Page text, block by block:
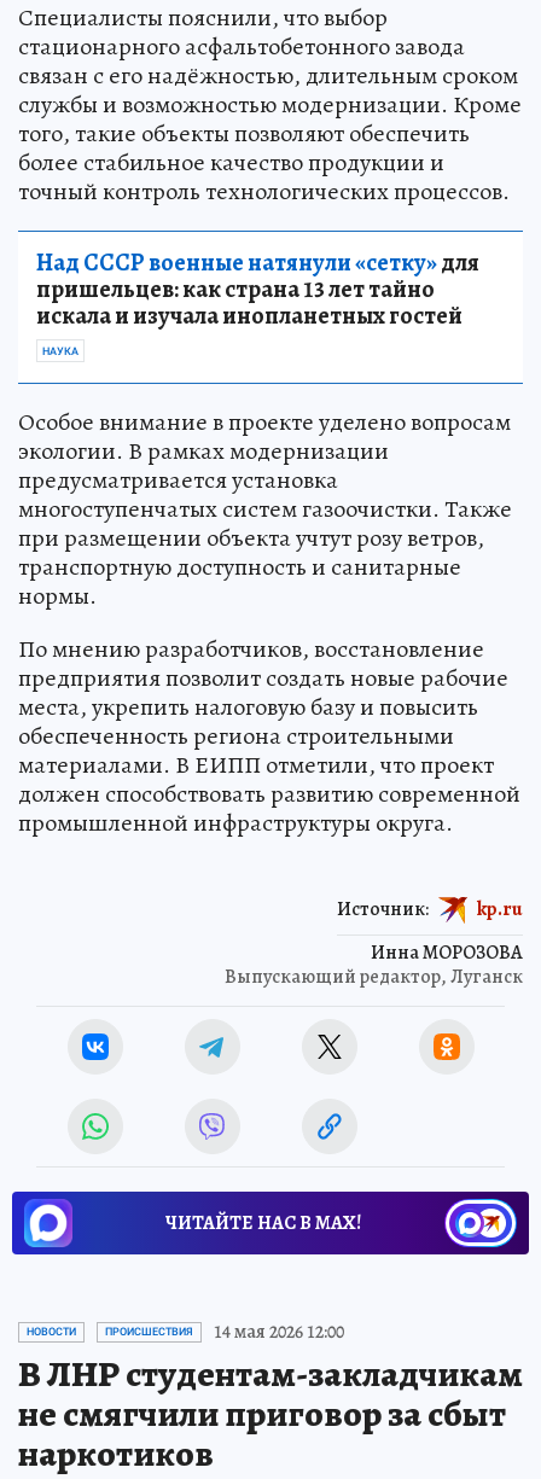
Специалисты пояснили, что выбор
стационарного асфальтобетонного завода
связан с его надёжностью, длительным сроком
службы и возможностью модернизации. Кроме
того, такие объекты позволяют обеспечить
более стабильное качество продукции и
точный контроль технологических процессов.
Над СССР военные натянули «сетку»для
пришельцев: как страна 13 лет тайно
искала и изучала инопланетных гостей
НАУКА
Особое внимание в проекте уделено вопросам
экологии. В рамках модернизации
предусматривается установка
многоступенчатых систем газоочистки. Также
при размещении объекта учтут розу ветров,
транспортную доступность и санитарные
нормы.
По мнению разработчиков, восстановление
предприятия позволит создать новые рабочие
места, укрепить налоговую базу и повысить
обеспеченность региона строительными
материалами. В ЕИПП отметили, что проект
должен способствовать развитию современной
промышленной инфраструктуры округа.
Инна МОРОЗОВА
Выпускающий редактор, Луганск
Источник: kp.ru
ЧИТАЙТЕ НАС В МАХ!
НОВОСТИ ПРОИСШЕСТВИЯ 14 мая 2026 12:00
В ЛНР студентам-закладчикам
не смягчили приговор за сбыт
наркотиков